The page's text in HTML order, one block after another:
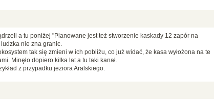
a tu poniżej "Planowane jest też stworzenie kaskady 12 zapór na
nie zna granic.
tak się zmieni w ich pobliżu, co już widać, że kasa wyłożona na te
Minęło dopiero kilka lat a tu taki kanał.
z przypadku jeziora Aralskiego.